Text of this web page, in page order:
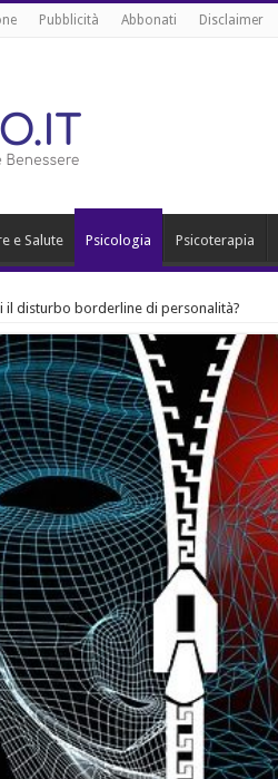
Pubblicità Abbonati Disclaimer
e Salute Psicologia Psicoterapia
il disturbo borderline di personalità?